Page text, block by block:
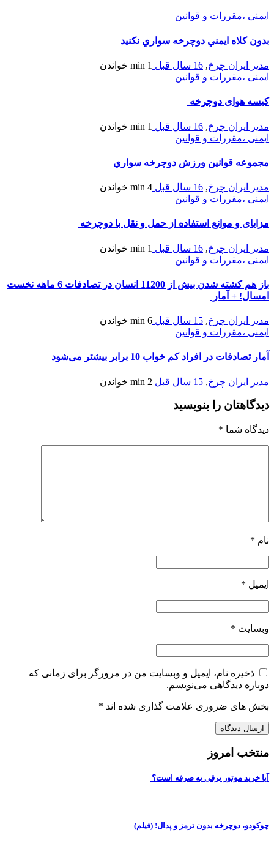
ایمنی ،مقررات و قوانین
بدون کلاه ايمني دوچرخه سواري نکنيد
مدیر ایران چرخ, 16 سال قبل 1 min
خواندن
ایمنی ،مقررات و قوانین
کیسه هوای دوچرخه
مدیر ایران چرخ, 16 سال قبل 1 min
خواندن
ایمنی ،مقررات و قوانین
مجموعه قوانين ورزش دوچرخه سواري
مدیر ایران چرخ, 16 سال قبل 4 min
خواندن
ایمنی ،مقررات و قوانین
مزایای و موانع استفاده از حمل و نقل با دوچرخه
مدیر ایران چرخ, 16 سال قبل 1 min
خواندن
ایمنی ،مقررات و قوانین
باز هم کشته شدن بیش از 11200 انسان در تصادفات 6 ماهه نخست
امسال! + آمار
مدیر ایران چرخ, 15 سال قبل 6 min
خواندن
ایمنی ،مقررات و قوانین
آمار تصادفات در افراد كم خواب 10 برابر بیشتر می‌شود
مدیر ایران چرخ, 15 سال قبل 2 min خواندن
دیدگاهتان را بنویسید
دیدگاه شما *
نام *
ایمیل *
وبسایت *
ذخیره نام، ایمیل و وبسایت من در مرورگر برای زمانی که
دوباره دیدگاهی می‌نویسم.
بخش های ضروری علامت گذاری شده اند *
منتخب امروز
آیا خرید موتور برقی به صرفه است؟
چوکودو، دوچرخه بدون ترمز و پدال! (فیلم)